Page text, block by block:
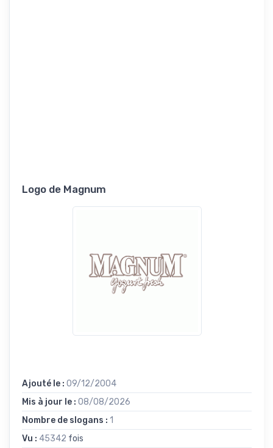
Logo de Magnum
Ajouté le : 09/12/2004
Mis à jour le : 08/08/2026
Nombre de slogans : 1
Vu : 45342 fois